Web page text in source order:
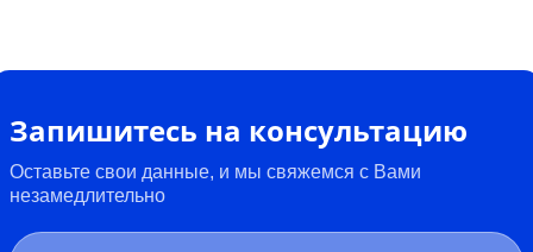
Запишитесь на консультацию
Оставьте свои данные, и мы свяжемся с Вами
незамедлительно